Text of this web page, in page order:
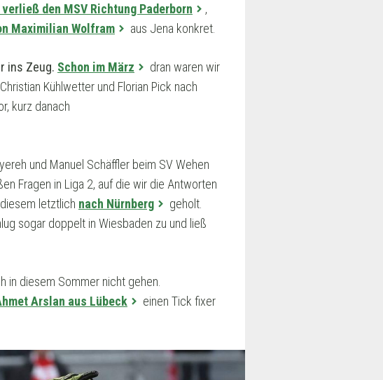
den MSV Richtung Paderborn
,
Maximilian Wolfram aus Jena konkret.
ins Zeug. Schon im März
dran waren wir
Kühlwetter und Florian Pick nach
kurz danach
und Manuel Schäffler beim SV Wehen
Fragen in Liga 2, auf die wir die Antworten
letztlich nach Nürnberg
geholt.
sogar doppelt in Wiesbaden zu und ließ
in diesem Sommer nicht gehen.
Arslan aus Lübeck
einen Tick fixer